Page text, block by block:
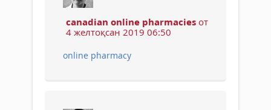
canadian online pharmacies от
4 желтоқсан 2019 06:50
online pharmacy